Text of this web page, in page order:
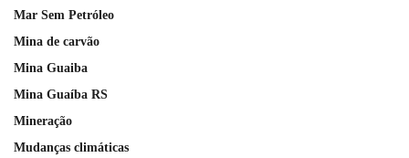
Mar Sem Petróleo
Mina de carvão
Mina Guaiba
Mina Guaíba RS
Mineração
Mudanças climáticas